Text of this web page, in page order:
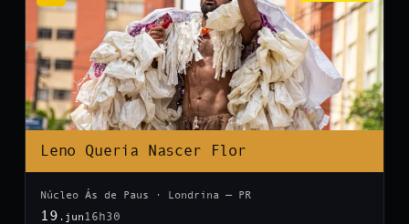
Leno Queria Nascer Flor
Núcleo Ás de Paus · Londrina — PR
19 .jun 16h30